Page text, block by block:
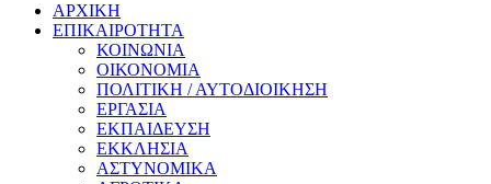
ΑΡΧΙΚΗ
ΕΠΙΚΑΙΡΟΤΗΤΑ
ΚΟΙΝΩΝΙΑ
ΟΙΚΟΝΟΜΙΑ
ΠΟΛΙΤΙΚΗ / ΑΥΤΟΔΙΟΙΚΗΣΗ
ΕΡΓΑΣΙΑ
ΕΚΠΑΙΔΕΥΣΗ
ΕΚΚΛΗΣΙΑ
ΑΣΤΥΝΟΜΙΚΑ